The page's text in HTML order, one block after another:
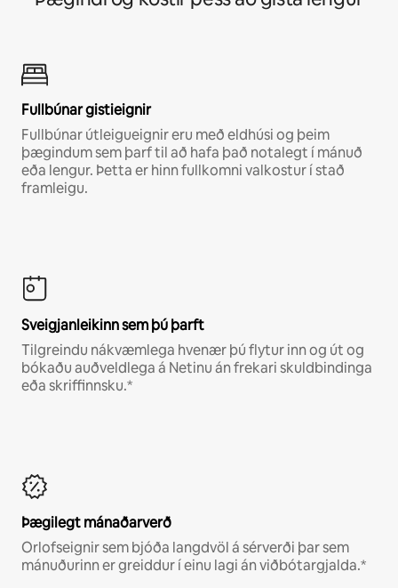
Fullbúnar gistieignir
Fullbúnar útleigueignir eru með eldhúsi og þeim
þægindum sem þarf til að hafa það notalegt í mánuð
eða lengur. Þetta er hinn fullkomni valkostur í stað
framleigu.
Sveigjanleikinn sem þú þarft
Tilgreindu nákvæmlega hvenær þú flytur inn og út og
bókaðu auðveldlega á Netinu án frekari skuldbindinga
eða skriffinnsku.*
Þægilegt mánaðarverð
Orlofseignir sem bjóða langdvöl á sérverði þar sem
mánuðurinn er greiddur í einu lagi án viðbótargjalda.*